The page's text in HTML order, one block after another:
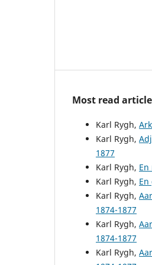
Most read
Karl Rygh,
Karl Rygh,
1877
Karl Rygh,
Karl Rygh,
Karl Rygh,
1874-1877
Karl Rygh,
1874-1877
Karl Rygh,